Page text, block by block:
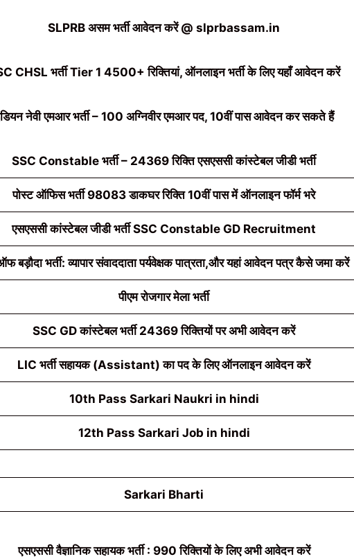
SLPRB असम भर्ती आवेदन करें @ slprbassam.in
CHSL भर्ती Tier 1 4500+ रिक्तियां, ऑनलाइन भर्ती के लिए यहाँ आवेदन करें
नेवी एमआर भर्ती – 100 अग्निवीर एमआर पद, 10वीं पास आवेदन कर सकते हैं
SSC Constable भर्ती – 24369 रिक्ति एसएससी कांस्टेबल जीडी भर्ती
पोस्ट ऑफिस भर्ती 98083 डाकघर रिक्ति 10वीं पास में ऑनलाइन फॉर्म भरे
एसएससी कांस्टेबल जीडी भर्ती SSC Constable GD Recruitment
बड़ौदा भर्ती: व्यापार संवाददाता पर्यवेक्षक पात्रता,और यहां आवेदन पत्र कैसे जमा करें
पीएम रोजगार मेला भर्ती
SSC GD कांस्टेबल भर्ती 24369 रिक्तियों पर अभी आवेदन करें
LIC भर्ती सहायक (Assistant) का पद के लिए ऑनलाइन आवेदन करें
10th Pass Sarkari Naukri in hindi
12th Pass Sarkari Job in hindi
Sarkari Bharti
एसएससी वैज्ञानिक सहायक भर्ती : 990 रिक्तियों के लिए अभी आवेदन करें